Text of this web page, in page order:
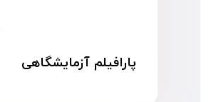
پارافیلم آزمایشگاهی